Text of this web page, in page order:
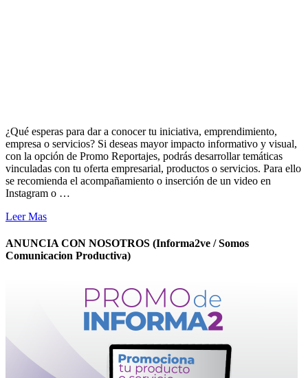
¿Qué esperas para dar a conocer tu iniciativa, emprendimiento,
empresa o servicios? Si deseas mayor impacto informativo y visual,
con la opción de Promo Reportajes, podrás desarrollar temáticas
vinculadas con tu oferta empresarial, productos o servicios. Para ello
se recomienda el acompañamiento o inserción de un video en
Instagram o …
Leer Mas
ANUNCIA CON NOSOTROS (Informa2ve / Somos
Comunicacion Productiva)